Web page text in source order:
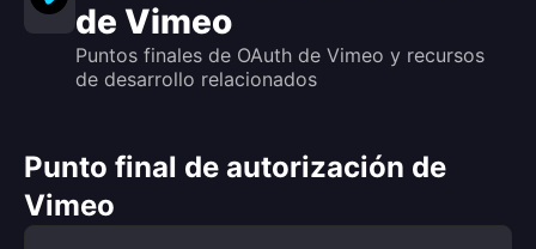
de Vimeo
Puntos finales de OAuth de Vimeo y recursos
de desarrollo relacionados
Punto final de autorización de
Vimeo